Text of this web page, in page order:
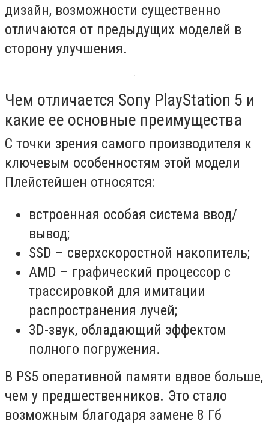
дизайн, возможности существенно
отличаются от предыдущих моделей в
сторону улучшения.
Чем отличается Sony PlayStation 5 и
какие ее основные преимущества
С точки зрения самого производителя к
ключевым особенностям этой модели
Плейстейшен относятся:
встроенная особая система ввод/
вывод;
SSD – сверхскоростной накопитель;
AMD – графический процессор с
трассировкой для имитации
распространения лучей;
3D-звук, обладающий эффектом
полного погружения.
В PS5 оперативной памяти вдвое больше,
чем у предшественников. Это стало
возможным благодаря замене 8 Гб